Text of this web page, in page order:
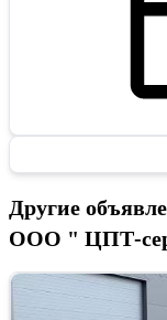
Другие
ООО " ЦПТ-